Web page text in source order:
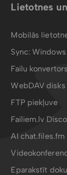
Lietotnes
Mobilās
Sync:Windows
Failu
WebDAV disks
FTP piekļuve
Failiem.lv
AI chat.files.fm
Eparakstīt